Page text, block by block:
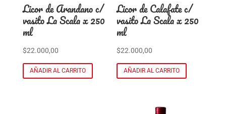
Licor de Arandano c/
vasito La Scala x 250
ml
$22.000,00
AÑADIR AL CARRITO
Licor de Calafate c/
vasito La Scala x 250
ml
$22.000,00
AÑADIR AL CARRITO